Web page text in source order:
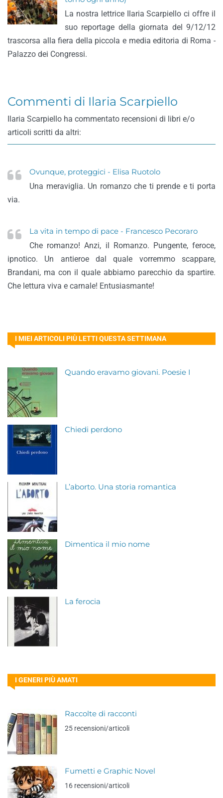
La nostra lettrice Ilaria Scarpiello ci offre il
suo reportage della giornata del 9/12/12
trascorsa alla fiera della piccola e media editoria di Roma -
Palazzo dei Congressi.
Commenti di Ilaria Scarpiello
Ilaria Scarpiello ha commentato recensioni di libri e/o
articoli scritti da altri:
Ovunque, proteggici - Elisa Ruotolo
Una meraviglia. Un romanzo che ti prende e ti porta
via.
La vita in tempo di pace - Francesco Pecoraro
Che romanzo! Anzi, il Romanzo. Pungente, feroce,
ipnotico. Un antieroe dal quale vorremmo scappare,
Brandani, ma con il quale abbiamo parecchio da spartire.
Che lettura viva e carnale! Entusiasmante!
I MIEI ARTICOLI PIÙ LETTI QUESTA SETTIMANA
Quando eravamo giovani. Poesie I
Chiedi perdono
L’aborto. Una storia romantica
Dimentica il mio nome
La ferocia
I GENERI PIÙ AMATI
Raccolte di racconti
25 recensioni/articoli
Fumetti e Graphic Novel
16 recensioni/articoli